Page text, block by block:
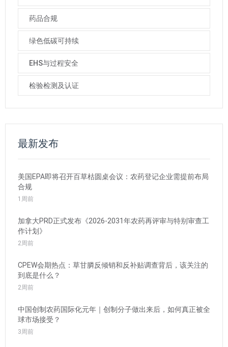
药品合规
绿色低碳可持续
EHS与过程安全
检验检测及认证
最新发布
美国EPA即将召开百草枯圆桌会议：农药登记企业需提前布局
合规
1周前
加拿大PRD正式发布《2026-2031年农药再评审与特别审查工
作计划》
2周前
CPEW会期热点：草甘膦反倾销和反补贴调查背后，该关注的
到底是什么？
2周前
中国创制农药国际化元年｜创制分子做出来后，如何真正被全
球市场接受？
3周前